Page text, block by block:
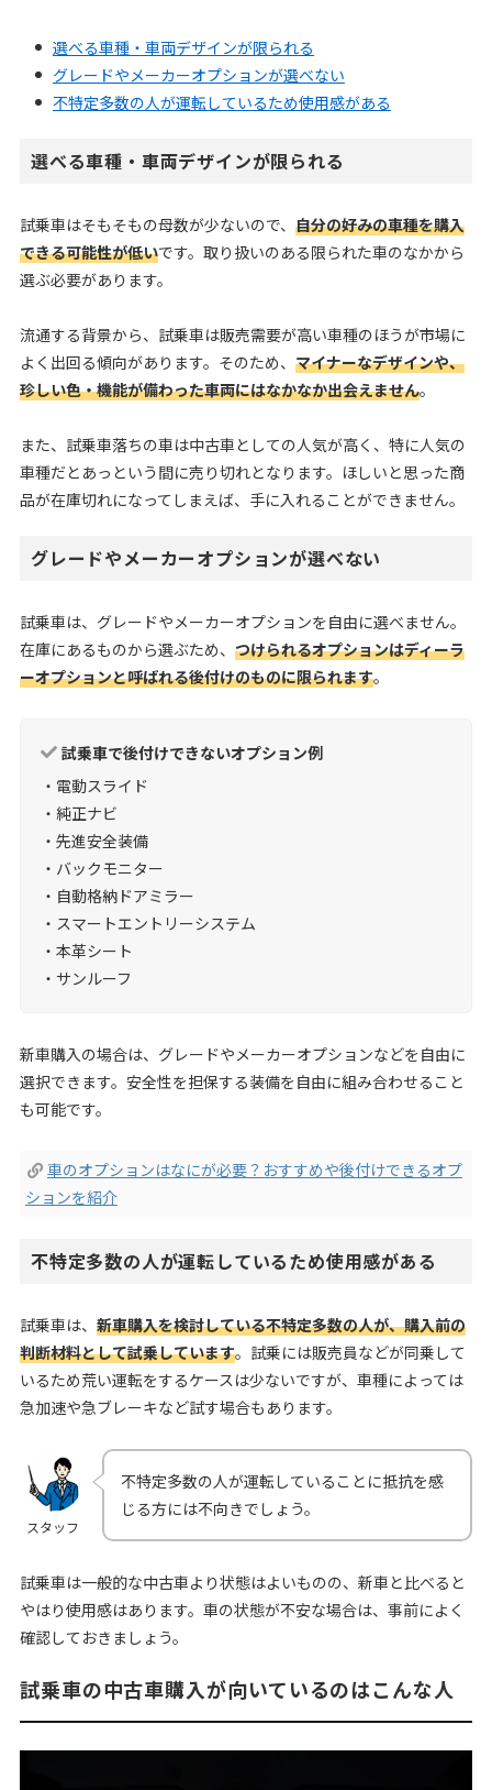
選べる車種・車両デザインが限られる
グレードやメーカーオプションが選べない
不特定多数の人が運転しているため使用感がある
選べる車種・車両デザインが限られる
試乗車はそもそもの母数が少ないので、 自分の好みの車種を購入
できる可能性が低いです。取り扱いのある限られた車のなかから
選ぶ必要があります。
流通する背景から、試乗車は販売需要が高い車種のほうが市場に
よく出回る傾向があります。そのため、 マイナーなデザインや、
珍しい色・機能が備わった車両にはなかなか出会えません。
また、試乗車落ちの車は中古車としての人気が高く、特に人気の
車種だとあっという間に売り切れとなります。ほしいと思った商
品が在庫切れになってしまえば、手に入れることができません。
グレードやメーカーオプションが選べない
試乗車は、グレードやメーカーオプションを自由に選べません。
在庫にあるものから選ぶため、 つけられるオプションはディーラ
ーオプションと呼ばれる後付けのものに限られます。
試乗車で後付けできないオプション例
・電動スライド
・純正ナビ
・先進安全装備
・バックモニター
・自動格納ドアミラー
・スマートエントリーシステム
・本革シート
・サンルーフ
新車購入の場合は、グレードやメーカーオプションなどを自由に
選択できます。安全性を担保する装備を自由に組み合わせること
も可能です。
車のオプションはなにが必要？おすすめや後付けできるオプ
ションを紹介
不特定多数の人が運転しているため使用感がある
試乗車は、 新車購入を検討している不特定多数の人が、購入前の
判断材料として試乗しています。試乗には販売員などが同乗して
いるため荒い運転をするケースは少ないですが、車種によっては
急加速や急ブレーキなど試す場合もあります。
スタッフ
不特定多数の人が運転していることに抵抗を感
じる方には不向きでしょう。
試乗車は一般的な中古車より状態はよいものの、新車と比べると
やはり使用感はあります。車の状態が不安な場合は、事前によく
確認しておきましょう。
試乗車の中古車購入が向いているのはこんな人